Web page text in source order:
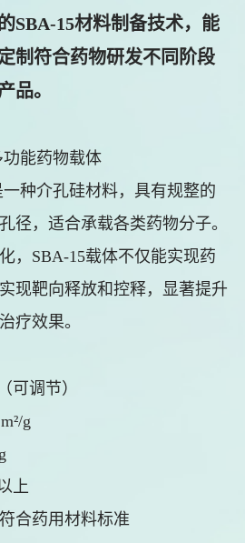
SBA-15材料制备技术，能
制符合药物研发不同阶段
品。
功能药物载体
种介孔硅材料，具有规整的
径，适合承载各类药物分子。
，SBA-15载体不仅能实现药
现靶向释放和控释，显著提升
疗效果。
可调节）
g
上
合药用材料标准